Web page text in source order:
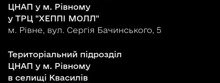
ЦНАП у м. Рівному
у ТРЦ "ХЕППІ МОЛЛ"
м. Рівне, вул. Сергія Бачинського, 5
Територіальний підрозділ
ЦНАП у м. Рівному
в селищі Квасилів